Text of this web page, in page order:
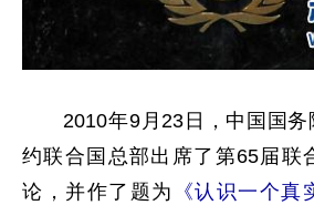
2010年9月23日，中国国务
约联合国总部出席了第65届联
论，并作了题为
《认识一个真